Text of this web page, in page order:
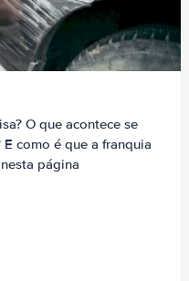
O que acontece se
como é que a franquia
página